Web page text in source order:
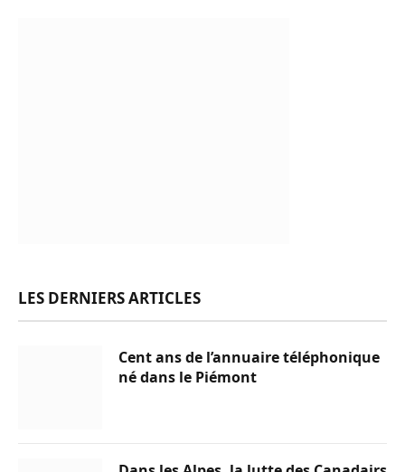
LES DERNIERS ARTICLES
Cent ans de l’annuaire téléphonique
né dans le Piémont